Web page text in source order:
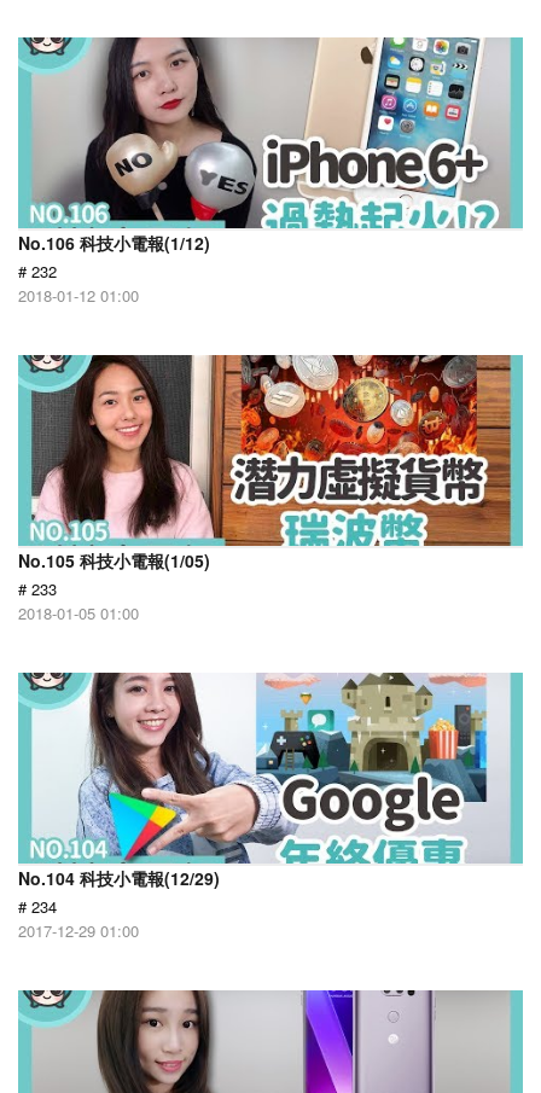
No.106 科技小電報(1/12)
# 232
2018-01-12 01:00
No.105 科技小電報(1/05)
# 233
2018-01-05 01:00
No.104 科技小電報(12/29)
# 234
2017-12-29 01:00